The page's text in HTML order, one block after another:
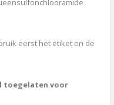
eerst het etiket en de
toegelaten voor